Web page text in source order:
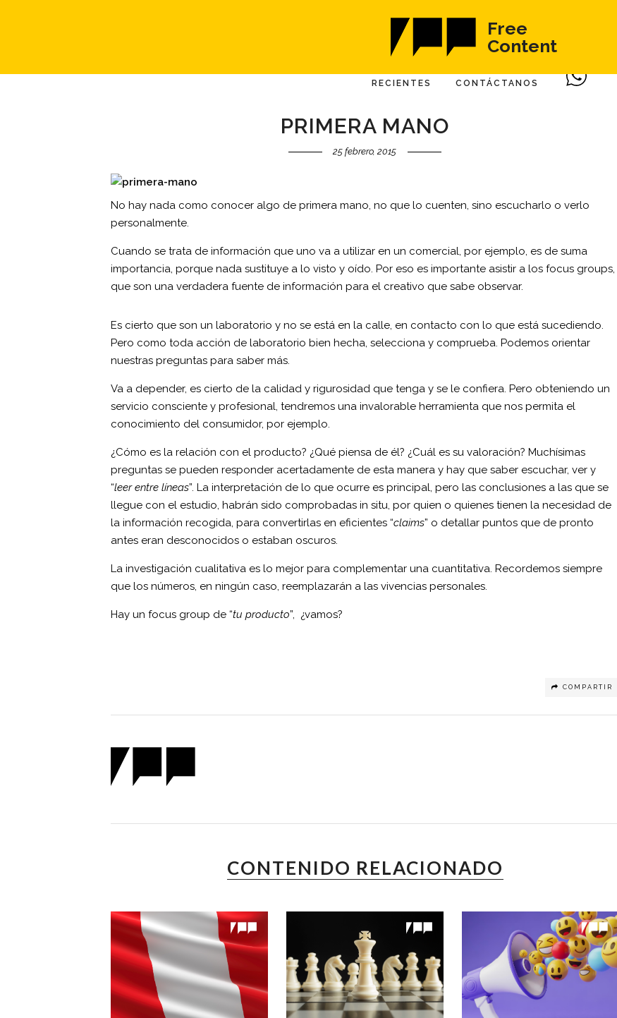
Free
Content
RECIENTES CONTÁCTANOS
PRIMERA MANO
25 febrero, 2015
No hay nada como conocer algo de primera mano, no que lo cuenten, sino escucharlo o verlo
personalmente.
Cuando se trata de información que uno va a utilizar en un comercial, por ejemplo, es de suma
importancia, porque nada sustituye a lo visto y oído. Por eso es importante asistir a los focus groups,
que son una verdadera fuente de información para el creativo que sabe observar.
Es cierto que son un laboratorio y no se está en la calle, en contacto con lo que está sucediendo.
Pero como toda acción de laboratorio bien hecha, selecciona y comprueba. Podemos orientar
nuestras preguntas para saber más.
Va a depender, es cierto de la calidad y rigurosidad que tenga y se le confiera. Pero obteniendo un
servicio consciente y profesional, tendremos una invalorable herramienta que nos permita el
conocimiento del consumidor, por ejemplo.
¿Cómo es la relación con el producto? ¿Qué piensa de él? ¿Cuál es su valoración? Muchísimas
preguntas se pueden responder acertadamente de esta manera y hay que saber escuchar, ver y
“leer entre líneas”. La interpretación de lo que ocurre es principal, pero las conclusiones a las que se
llegue con el estudio, habrán sido comprobadas in situ, por quien o quienes tienen la necesidad de
la información recogida, para convertirlas en eficientes “claims” o detallar puntos que de pronto
antes eran desconocidos o estaban oscuros.
La investigación cualitativa es lo mejor para complementar una cuantitativa. Recordemos siempre
que los números, en ningún caso, reemplazarán a las vivencias personales.
Hay un focus group de “tu producto”, ¿vamos?
COMPARTIR
CONTENIDO RELACIONADO